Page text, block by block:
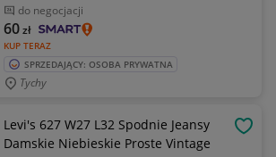
do negocjacji
KUP TERAZ
60zł
SPRZEDAJĄCY: OSOBA PRYWATNA
Tychy
Levi's 627 W27 L32 Spodnie Jeansy
Damskie Niebieskie Proste Vintage